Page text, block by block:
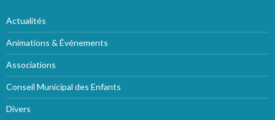
Actualités
Animations & Événements
Associations
Conseil Municipal des Enfants
Divers